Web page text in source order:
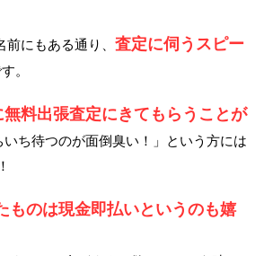
前にもある通り、 査定に伺うスピー
。
料出張査定にきてもらうことが
ち待つのが面倒臭い！」という方には
ものは現金即払いというのも嬉